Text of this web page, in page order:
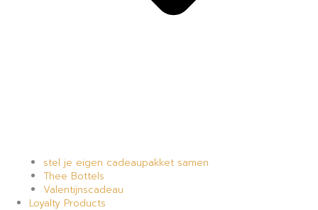
stel je eigen cadeaupakket samen
Thee Bottels
Valentijnscadeau
Loyalty Products